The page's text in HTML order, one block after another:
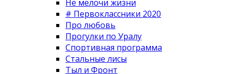
Не мелочи жизни
# Первоклассники 2020
Про любовь
Прогулки по Уралу
Спортивная программа
Стальные лисы
Тыл и Фронт